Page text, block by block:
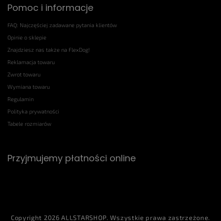
Pomoc i informacje
FAQ: Najczęściej zadawane pytania klientów
Opinie o sklepie
Znajdziesz nas także na FlexDog!
Reklamacja towaru
Zwrot towaru
Wymiana towaru
Regulamin
Polityka prywatności
Tabele rozmiarów
Przyjmujemy płatności online
Copyright 2026ALLSTARSHOP. Wszystkie prawa zastrzeżone.